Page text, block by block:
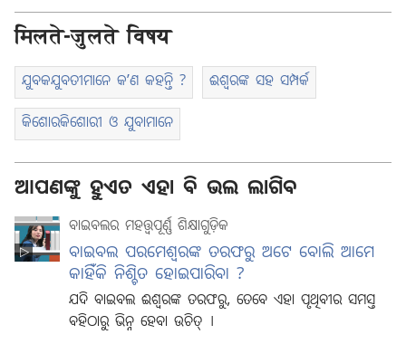
मिलते-जुलते विषय
ଯୁବକଯୁବତୀମାନେ କʼଣ କହନ୍ତି ?
ଈଶ୍ୱରଙ୍କ ସହ ସମ୍ପର୍କ
କିଶୋରକିଶୋରୀ ଓ ଯୁବାମାନେ
ଆପଣଙ୍କୁ ହୁଏତ ଏହା ବି ଭଲ ଲାଗିବ
ବାଇବଲର ମହତ୍ତ୍ୱପୂର୍ଣ୍ଣ ଶିକ୍ଷାଗୁଡ଼ିକ
ବାଇବଲ ପରମେଶ୍ୱରଙ୍କ ତରଫରୁ ଅଟେ ବୋଲି ଆମେ
କାହିଁକି ନିଶ୍ଚିତ ହୋଇପାରିବା ?
ଯଦି ବାଇବଲ ଈଶ୍ୱରଙ୍କ ତରଫରୁ, ତେବେ ଏହା ପୃଥିବୀର ସମସ୍ତ
ବହିଠାରୁ ଭିନ୍ନ ହେବା ଉଚିତ୍‌ ।